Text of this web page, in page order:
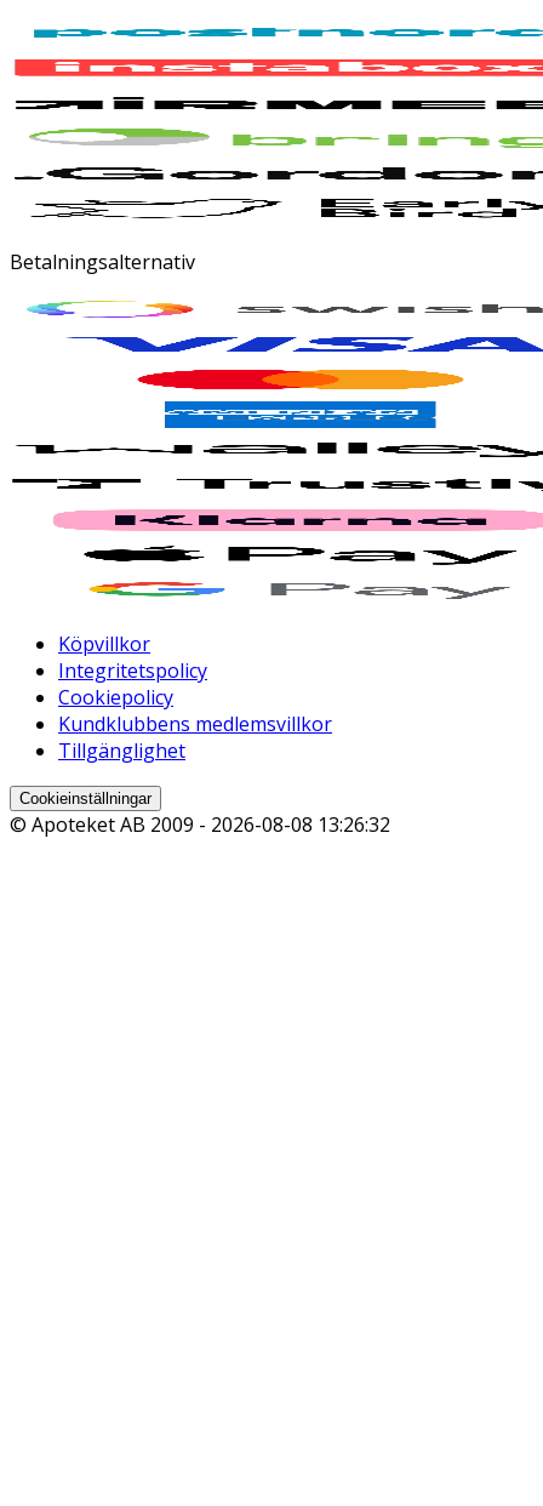
Betalningsalternativ
Köpvillkor
Integritetspolicy
Cookiepolicy
Kundklubbens medlemsvillkor
Tillgänglighet
Cookieinställningar
© Apoteket AB 2009 - 2026-08-08 13:26:32